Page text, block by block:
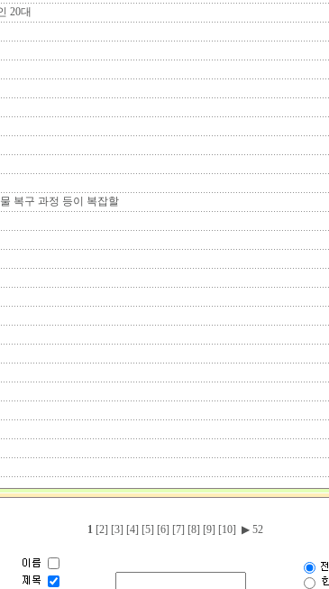
20대
복구 과정 등이 복잡할
1 [2] [3] [4] [5] [6] [7] [8] [9] [10] ▶ 52